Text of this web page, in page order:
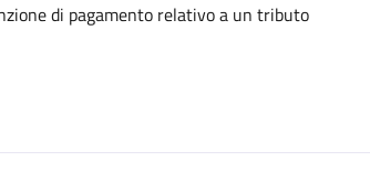
di pagamento relativo a un tributo